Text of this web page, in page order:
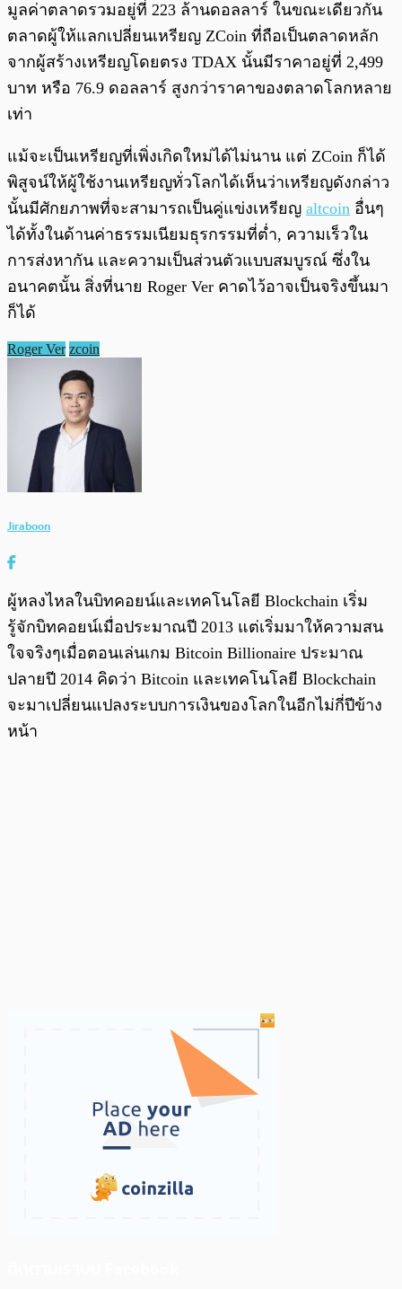
มูลค่าตลาดรวมอยู่ที่ 223 ล้านดอลลาร์ ในขณะเดียวกัน
ตลาดผู้ให้แลกเปลี่ยนเหรียญ ZCoin ที่ถือเป็นตลาดหลัก
จากผู้สร้างเหรียญโดยตรง TDAX นั้นมีราคาอยู่ที่ 2,499
บาท หรือ 76.9 ดอลลาร์ สูงกว่าราคาของตลาดโลกหลาย
เท่า
แม้จะเป็นเหรียญที่เพิ่งเกิดใหม่ได้ไม่นาน แต่ ZCoin ก็ได้
พิสูจน์ให้ผู้ใช้งานเหรียญทั่วโลกได้เห็นว่าเหรียญดังกล่าว
นั้นมีศักยภาพที่จะสามารถเป็นคู่แข่งเหรียญ altcoin อื่นๆ
ได้ทั้งในด้านค่าธรรมเนียมธุรกรรมที่ต่ำ, ความเร็วใน
การส่งหากัน และความเป็นส่วนตัวแบบสมบูรณ์ ซึ่งใน
อนาคตนั้น สิ่งที่นาย Roger Ver คาดไว้อาจเป็นจริงขึ้นมา
ก็ได้
Roger Ver zcoin
Jiraboon
ผู้หลงไหลในบิทคอยน์และเทคโนโลยี Blockchain เริ่ม
รู้จักบิทคอยน์เมื่อประมาณปี 2013 แต่เริ่มมาให้ความสน
ใจจริงๆเมื่อตอนเล่นเกม Bitcoin Billionaire ประมาณ
ปลายปี 2014 คิดว่า Bitcoin และเทคโนโลยี Blockchain
จะมาเปลี่ยนแปลงระบบการเงินของโลกในอีกไม่กี่ปีข้าง
หน้า